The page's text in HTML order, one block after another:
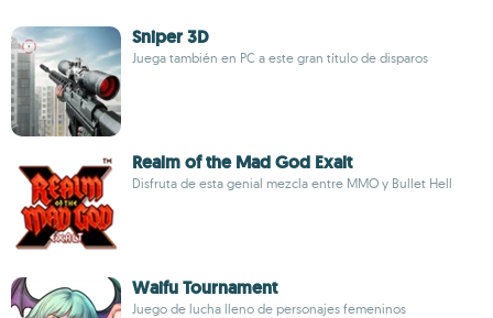
Sniper 3D
Juega también en PC a este gran título de disparos
Realm of the Mad God Exalt
Disfruta de esta genial mezcla entre MMO y Bullet Hell
Waifu Tournament
Juego de lucha lleno de personajes femeninos